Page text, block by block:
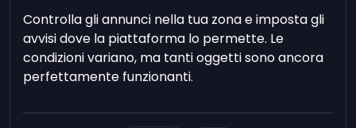
Controlla gli annunci nella tua zona e imposta gli
avvisi dove la piattaforma lo permette. Le
condizioni variano, ma tanti oggetti sono ancora
perfettamente funzionanti.